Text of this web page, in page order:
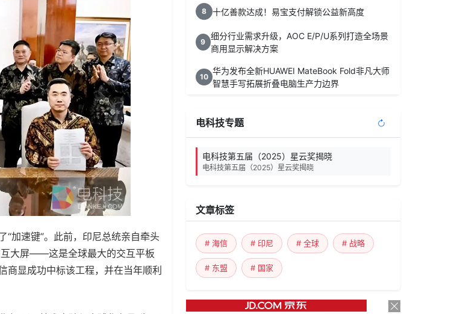
“加速键”。此前，印尼总统亲自牵头
大屏——这是全球最大的交互平板
商显成功中标该工程，并在当年顺利
8 十亿善款达成！易宝支付解锁公益新高度
9
细分行业需求升级，AOC E/P/U系列打造全场景
商用显示解决方案
10
华为发布全新HUAWEI MateBook Fold非凡大师
智慧手写拓展折叠电脑生产力边界
电科技专题
电科技第五届（2025）星云奖揭晓
电科技第五届（2025）星云奖揭晓
文章标签
# 海信 # 印尼 # 全球 # 战略
# 东盟 # 国家